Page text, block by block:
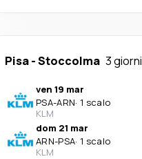
Pisa-Stoccolma 3 giorni
ven 19 mar
PSA-ARN· 1 scalo
KLM
dom 21 mar
ARN-PSA· 1 scalo
KLM